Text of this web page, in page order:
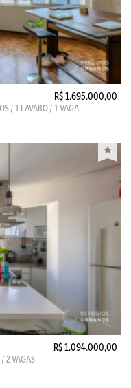
R$ 1.695.000,00
/ 1 LAVABO / 1 VAGA
R$ 1.094.000,00
2 VAGAS